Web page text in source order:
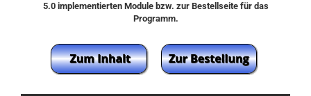
5.0 implementierten Module bzw. zur Bestellseite für das
Programm.